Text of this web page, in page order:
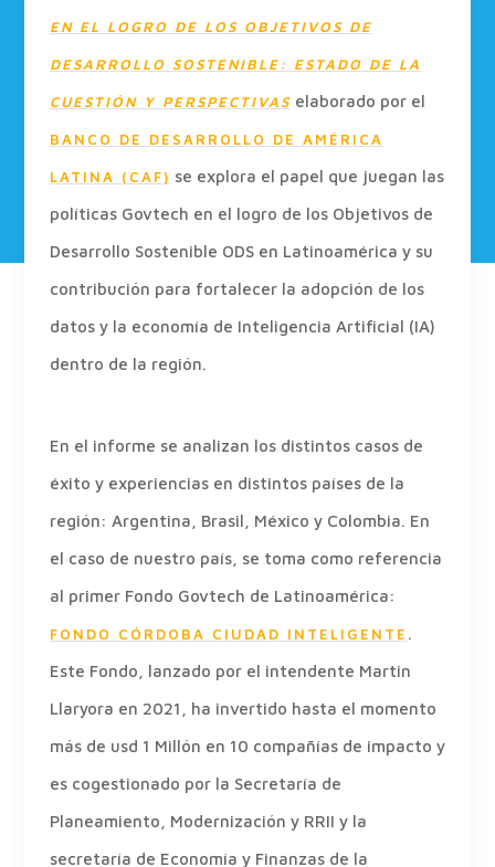
EN EL LOGRO DE LOS OBJETIVOS DE
DESARROLLO SOSTENIBLE: ESTADO DE LA
CUESTIÓN Y PERSPECTIVASelaborado por el
BANCO DE DESARROLLO DE AMÉRICA
LATINA (CAF) se explora el papel que juegan las
políticas Govtech en el logro de los Objetivos de
Desarrollo Sostenible ODS en Latinoamérica y su
contribución para fortalecer la adopción de los
datos y la economía de Inteligencia Artificial (IA)
dentro de la región.
En el informe se analizan los distintos casos de
éxito y experiencias en distintos países de la
región: Argentina, Brasil, México y Colombia. En
el caso de nuestro país, se toma como referencia
al primer Fondo Govtech de Latinoamérica:
FONDO CÓRDOBA CIUDAD INTELIGENTE .
Este Fondo, lanzado por el intendente Martin
Llaryora en 2021, ha invertido hasta el momento
más de usd 1 Millón en 10 compañías de impacto y
es cogestionado por la Secretaría de
Planeamiento, Modernización y RRII y la
secretaría de Economía y Finanzas de la